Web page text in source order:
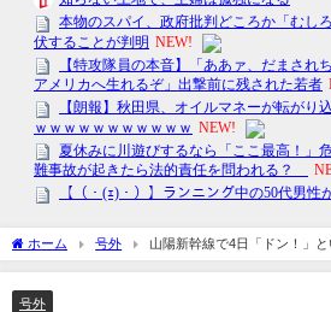
ホーム 号外
山陽新幹線で4日「ドン！」
乱れ
号外